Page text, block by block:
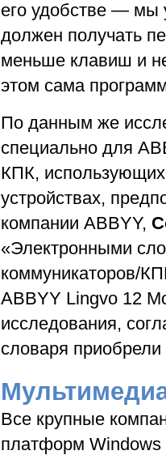
его удобстве — мы
должен получать
меньше клавиш и
этом сама
По данным же
специально для
КПК,
устройствах,
компании ABBYY,
«Электронными
коммуникаторов/
ABBYY Lingvo 12
исследования,
словаря
Все крупные
платформ Windows